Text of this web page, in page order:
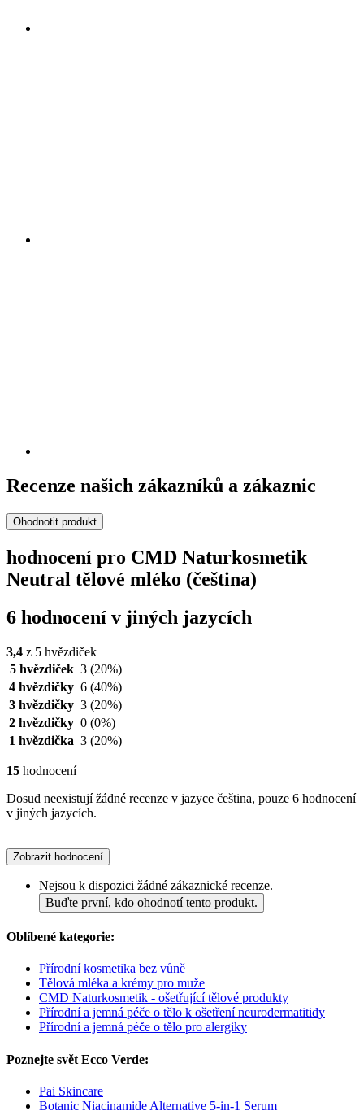
Recenze našich zákazníků a zákaznic
Ohodnotit produkt
hodnocení pro CMD Naturkosmetik
Neutral tělové mléko (čeština)
6 hodnocení v jiných jazycích
3,4 z 5 hvězdiček
5 hvězdiček 3 (20%)
4 hvězdičky 6 (40%)
3 hvězdičky 3 (20%)
2 hvězdičky 0 (0%)
1 hvězdička 3 (20%)
15 hodnocení
Dosud neexistují žádné recenze v jazyce čeština, pouze 6 hodnocení
v jiných jazycích.
Zobrazit hodnocení
Nejsou k dispozici žádné zákaznické recenze.
Buďte první, kdo ohodnotí tento produkt.
Oblíbené kategorie:
Přírodní kosmetika bez vůně
Tělová mléka a krémy pro muže
CMD Naturkosmetik - ošetřující tělové produkty
Přírodní a jemná péče o tělo k ošetření neurodermatitidy
Přírodní a jemná péče o tělo pro alergiky
Poznejte svět Ecco Verde:
Pai Skincare
Botanic Niacinamide Alternative 5-in-1 Serum